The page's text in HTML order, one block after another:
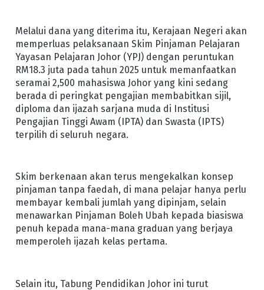
Melalui dana yang diterima itu, Kerajaan Negeri akan
memperluas pelaksanaan Skim Pinjaman Pelajaran
Yayasan Pelajaran Johor (YPJ) dengan peruntukan
RM18.3 juta pada tahun 2025 untuk memanfaatkan
seramai 2,500 mahasiswa Johor yang kini sedang
berada di peringkat pengajian membabitkan sijil,
diploma dan ijazah sarjana muda di Institusi
Pengajian Tinggi Awam (IPTA) dan Swasta (IPTS)
terpilih di seluruh negara.
Skim berkenaan akan terus mengekalkan konsep
pinjaman tanpa faedah, di mana pelajar hanya perlu
membayar kembali jumlah yang dipinjam, selain
menawarkan Pinjaman Boleh Ubah kepada biasiswa
penuh kepada mana-mana graduan yang berjaya
memperoleh ijazah kelas pertama.
Selain itu, Tabung Pendidikan Johor ini turut